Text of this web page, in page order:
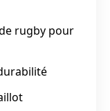
rugby pour